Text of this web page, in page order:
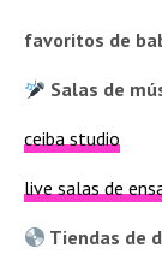
favoritos de
Salas de
ceiba studio
live salas de
Tiendas de